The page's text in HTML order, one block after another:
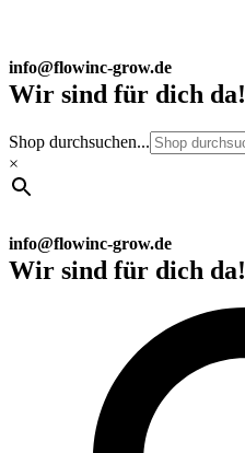
info@flowinc-grow.de
Wir sind für dich da!
Shop durchsuchen...
×
info@flowinc-grow.de
Wir sind für dich da!